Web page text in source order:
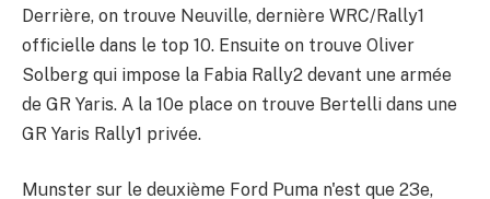
Derrière, on trouve Neuville, dernière WRC/Rally1
officielle dans le top 10. Ensuite on trouve Oliver
Solberg qui impose la Fabia Rally2 devant une armée
de GR Yaris. A la 10e place on trouve Bertelli dans une
GR Yaris Rally1 privée.
Munster sur le deuxième Ford Puma n'est que 23e,